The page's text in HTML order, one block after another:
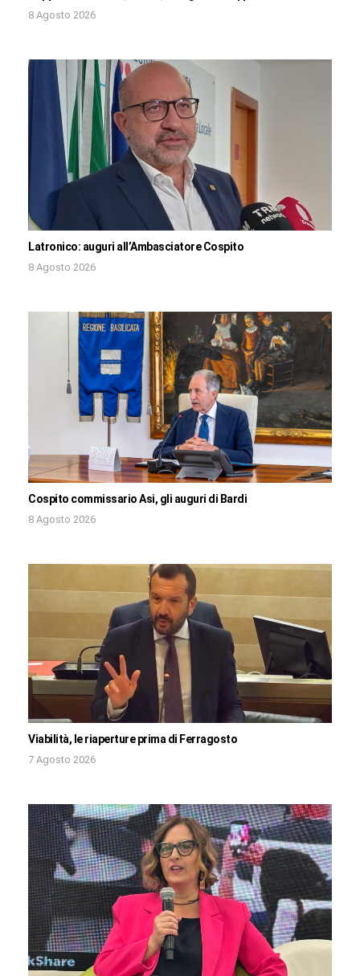
8 Agosto 2026
Latronico: auguri all’Ambasciatore Cospito
8 Agosto 2026
Cospito commissario Asi, gli auguri di Bardi
8 Agosto 2026
Viabilità, le riaperture prima di Ferragosto
7 Agosto 2026